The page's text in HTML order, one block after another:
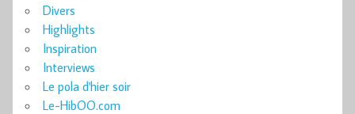
Divers
Highlights
Inspiration
Interviews
Le pola d'hier soir
Le-HibOO.com